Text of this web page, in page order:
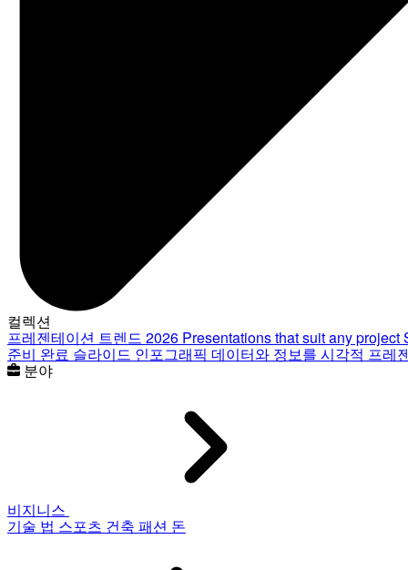
컬렉션
프레젠테이션 트렌드 2026 Presentations that suit any project
준비 완료 슬라이드 인포그래픽 데이터와 정보를 시각적 프레
분야
비지니스
기술 법 스포츠 건축 패션 돈